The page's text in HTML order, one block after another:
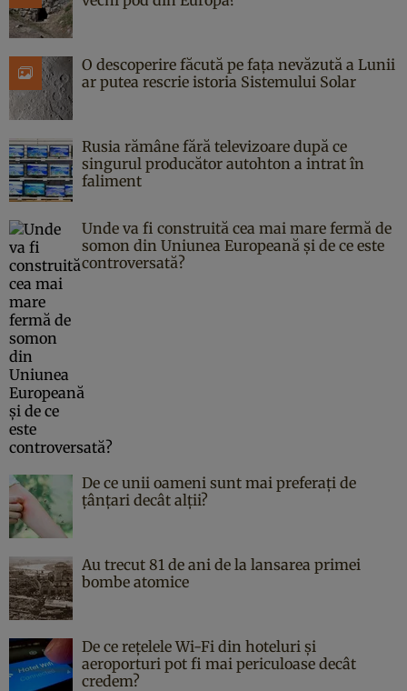
O descoperire făcută pe fața nevăzută a Lunii
ar putea rescrie istoria Sistemului Solar
Rusia rămâne fără televizoare după ce
singurul producător autohton a intrat în
faliment
Unde va fi construită cea mai mare fermă de
somon din Uniunea Europeană și de ce este
controversată?
De ce unii oameni sunt mai preferați de
țânțari decât alții?
Au trecut 81 de ani de la lansarea primei
bombe atomice
De ce rețelele Wi-Fi din hoteluri și
aeroporturi pot fi mai periculoase decât
credem?